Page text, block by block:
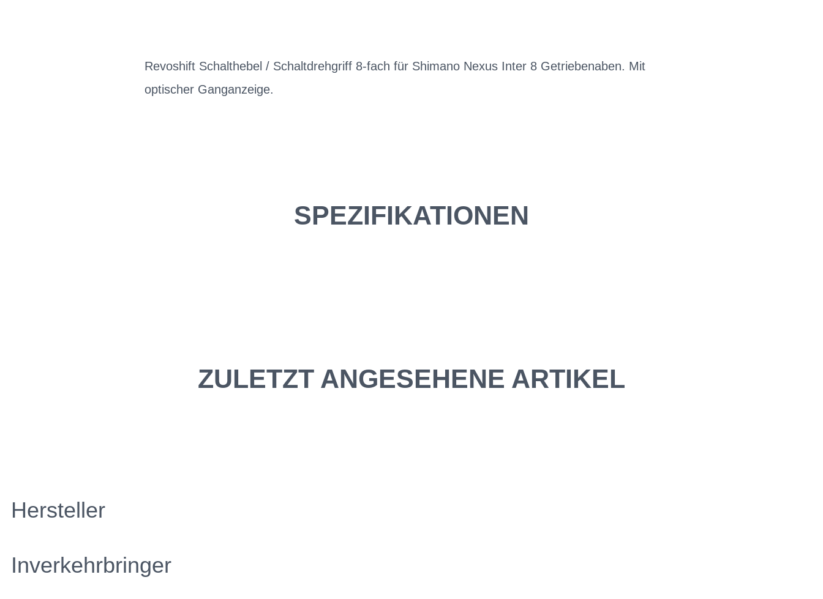
Revoshift Schalthebel / Schaltdrehgriff 8-fach für Shimano Nexus Inter 8 Getriebenaben. Mit
optischer Ganganzeige.
SPEZIFIKATIONEN
ZULETZT ANGESEHENE ARTIKEL
Hersteller
Inverkehrbringer